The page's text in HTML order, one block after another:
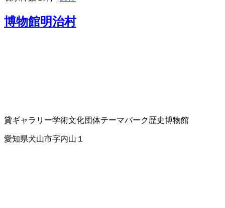
博物館明治村
貸ギャラリー学術文化団体テーマパーク歴史博物館
愛知県犬山市字内山１